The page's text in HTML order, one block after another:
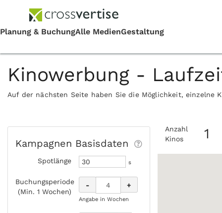
Kinowerbung -
Auf der nächsten Seite haben Sie die Möglichkeit, einzelne
Kampagnen Basisdaten
Spotlänge s
Buchungsperiode
(Min. 1 Wochen)
- +
Angabe in Wochen
Anzahl
Kinos
1